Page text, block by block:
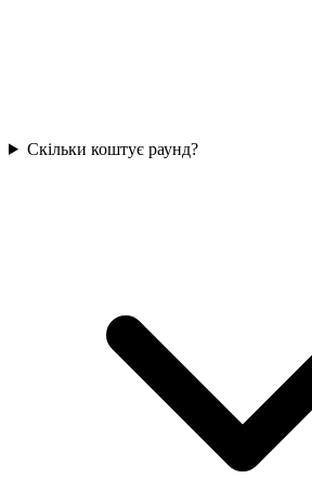
Скільки коштує раунд?